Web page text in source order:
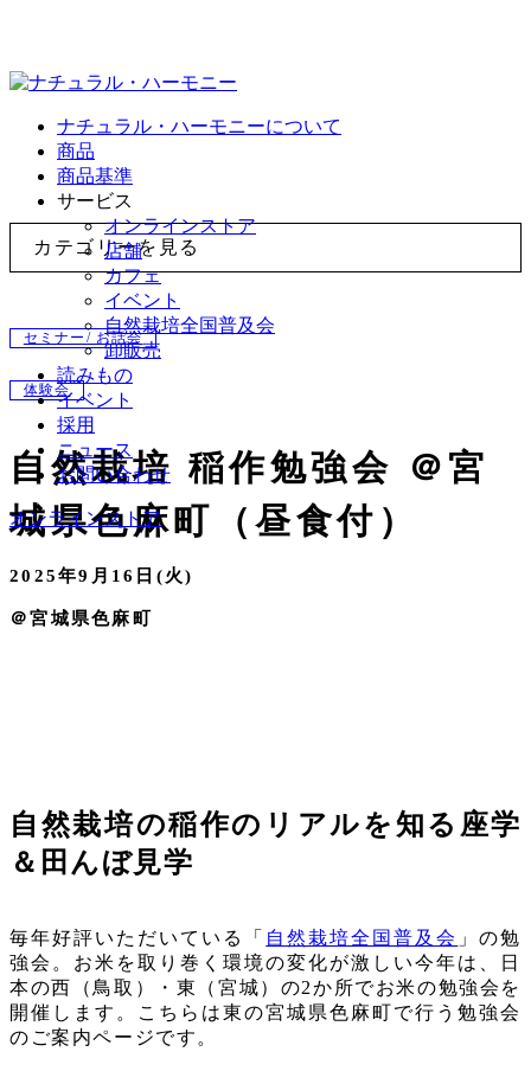
ナチュラル・ハーモニーについて
商品
商品基準
サービス
オンラインストア
店舗
カフェ
イベント
自然栽培全国普及会
卸販売
読みもの
イベント
採用
ニュース
お問い合わせ
オンラインストア
カテゴリーを見る
セミナー/ お話会
体験会
自然栽培 稲作勉強会 ＠宮
城県色麻町（昼食付）
2025年9月16日(火)
＠宮城県色麻町
自然栽培の稲作のリアルを知る座学
＆田んぼ見学
毎年好評いただいている「 自然栽培全国普及会 」の勉
強会。お米を取り巻く環境の変化が激しい今年は、日
本の西（鳥取）・東（宮城）の2か所でお米の勉強会を
開催します。こちらは東の宮城県色麻町で行う勉強会
のご案内ページです。